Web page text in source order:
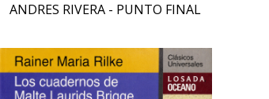
ANDRES RIVERA - PUNTO FINAL